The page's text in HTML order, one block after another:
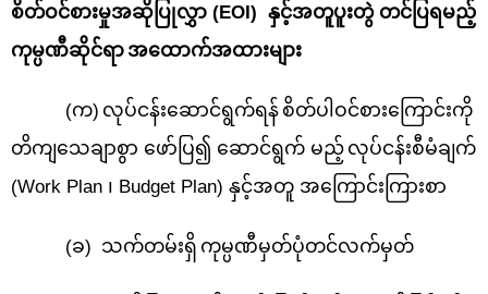
စိတ်ဝင်စားမှုအဆိုပြုလွှာ (EOI) နှင့်အတူပူးတွဲ တင်ပြရမည့်
ကုမ္ပဏီဆိုင်ရာ အထောက်အထားများ
(က) လုပ်ငန်းဆောင်ရွက်ရန် စိတ်ပါဝင်စားကြောင်းကို
တိကျသေချာစွာ ဖော်ပြ၍ ဆောင်ရွက် မည့် လုပ်ငန်းစီမံချက်
(Work Plan ၊ Budget Plan) နှင့်အတူ အကြောင်းကြားစာ
(ခ) သက်တမ်းရှိ ကုမ္ပဏီမှတ်ပုံတင်လက်မှတ်